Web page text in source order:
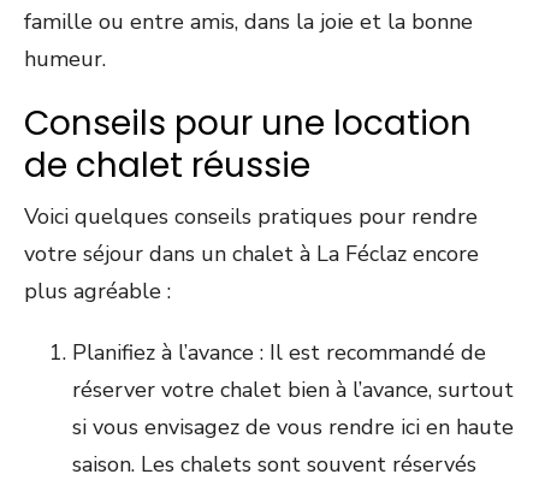
famille ou entre amis, dans la joie et la bonne
humeur.
Conseils pour une location
de chalet réussie
Voici quelques conseils pratiques pour rendre
votre séjour dans un chalet à La Féclaz encore
plus agréable :
Planifiez à l’avance : Il est recommandé de
réserver votre chalet bien à l’avance, surtout
si vous envisagez de vous rendre ici en haute
saison. Les chalets sont souvent réservés